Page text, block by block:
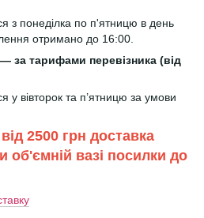
з понеділка по п'ятницю в день
отримано до 16:00.
за тарифами перевізника (від
у вівторок та п’ятницю за умови
2500 грн доставка
об'ємній вазі посилки до